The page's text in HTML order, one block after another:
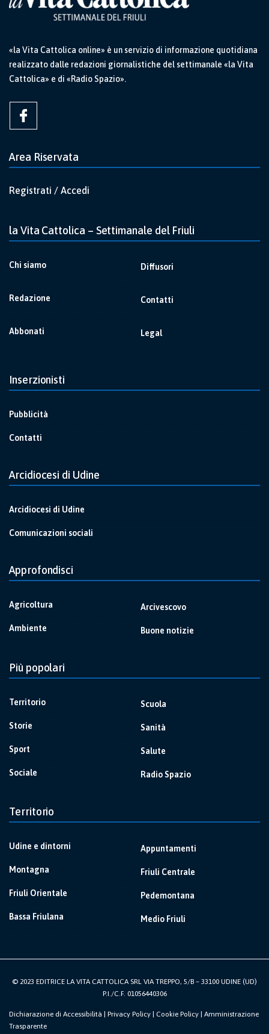
«la Vita Cattolica online» è un servizio di informazione quotidiana
realizzato dalle redazioni giornalistiche del settimanale «la Vita
Cattolica» e di «Radio Spazio».
Area Riservata
Registrati / Accedi
la Vita Cattolica – Settimanale del Friuli
Chi siamo
Redazione
Abbonati
Diffusori
Contatti
Legal
Inserzionisti
Pubblicità
Contatti
Arcidiocesi di Udine
Arcidiocesi di Udine
Comunicazioni sociali
Approfondisci
Agricoltura
Ambiente
Arcivescovo
Buone notizie
Più popolari
Territorio
Storie
Sport
Sociale
Scuola
Sanità
Salute
Radio Spazio
Territorio
Udine e dintorni
Montagna
Friuli Orientale
Bassa Friulana
Appuntamenti
Friuli Centrale
Pedemontana
Medio Friuli
© 2023 EDITRICE LA VITA CATTOLICA SRL VIA TREPPO, 5/B – 33100 UDINE (UD)
P.I./C.F. 01056440306
Dichiarazione di Accessibilità | Privacy Policy | Cookie Policy | Amministrazione
Trasparente